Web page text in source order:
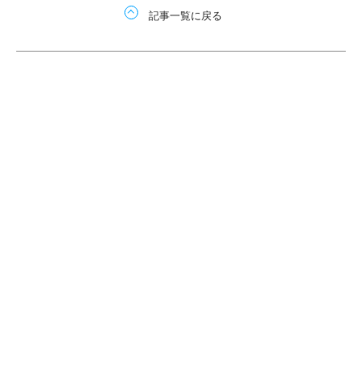
記事一覧に戻る